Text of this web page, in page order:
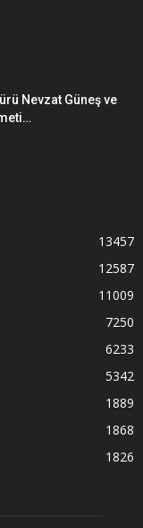
Nevzat Güneş ve
13457
12587
11009
7250
6233
5342
1889
1868
1826